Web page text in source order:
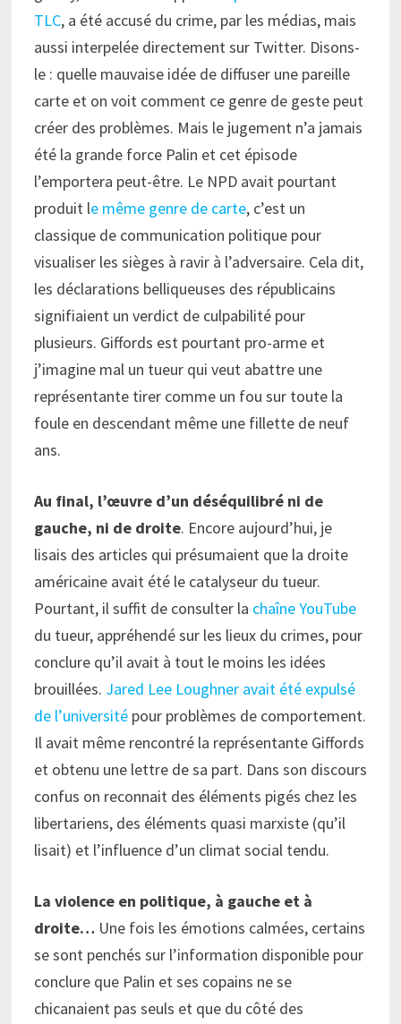
TLC, a été accusé du crime, par les médias, mais
aussi interpelée directement sur Twitter. Disons-
le : quelle mauvaise idée de diffuser une pareille
carte et on voit comment ce genre de geste peut
créer des problèmes. Mais le jugement n’a jamais
été la grande force Palin et cet épisode
l’emportera peut-être. Le NPD avait pourtant
produit le même genre de carte, c’est un
classique de communication politique pour
visualiser les sièges à ravir à l’adversaire. Cela dit,
les déclarations belliqueuses des républicains
signifiaient un verdict de culpabilité pour
plusieurs. Giffords est pourtant pro-arme et
j’imagine mal un tueur qui veut abattre une
représentante tirer comme un fou sur toute la
foule en descendant même une fillette de neuf
ans.
Au final, l’œuvre d’un déséquilibré ni de
gauche, ni de droite. Encore aujourd’hui, je
lisais des articles qui présumaient que la droite
américaine avait été le catalyseur du tueur.
Pourtant, il suffit de consulter la chaîne YouTube
du tueur, appréhendé sur les lieux du crimes, pour
conclure qu’il avait à tout le moins les idées
brouillées. Jared Lee Loughner avait été expulsé
de l’université pour problèmes de comportement.
Il avait même rencontré la représentante Giffords
et obtenu une lettre de sa part. Dans son discours
confus on reconnait des éléments pigés chez les
libertariens, des éléments quasi marxiste (qu’il
lisait) et l’influence d’un climat social tendu.
La violence en politique, à gauche et à
droite…Une fois les émotions calmées, certains
se sont penchés sur l’information disponible pour
conclure que Palin et ses copains ne se
chicanaient pas seuls et que du côté des